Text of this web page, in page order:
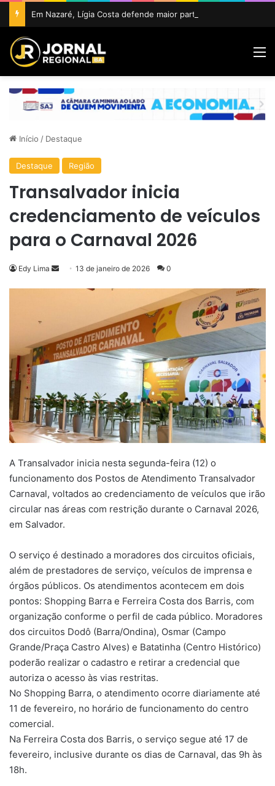
Início / Destaque
Destaque Região
Transalvador inicia
credenciamento de veículos
para o Carnaval 2026
Edy Lima
Mande13 de janeiro de 2026 0
A Transalvador inicia nesta segunda-feira (12) o
funcionamento dos Postos de Atendimento Transalvador
Carnaval, voltados ao credenciamento de veículos que irão
circular nas áreas com restrição durante o Carnaval 2026,
em Salvador.
O serviço é destinado a moradores dos circuitos oficiais,
além de prestadores de serviço, veículos de imprensa e
órgãos públicos. Os atendimentos acontecem em dois
pontos: Shopping Barra e Ferreira Costa dos Barris, com
organização conforme o perfil de cada público. Moradores
dos circuitos Dodô (Barra/Ondina), Osmar (Campo
Grande/Praça Castro Alves) e Batatinha (Centro Histórico)
poderão realizar o cadastro e retirar a credencial que
autoriza o acesso às vias restritas.
No Shopping Barra, o atendimento ocorre diariamente até
11 de fevereiro, no horário de funcionamento do centro
comercial.
Na Ferreira Costa dos Barris, o serviço segue até 17 de
fevereiro, inclusive durante os dias de Carnaval, das 9h às
18h.